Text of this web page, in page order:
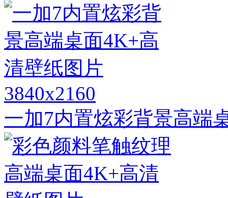
3840x2160
一加7内置炫彩背景高端